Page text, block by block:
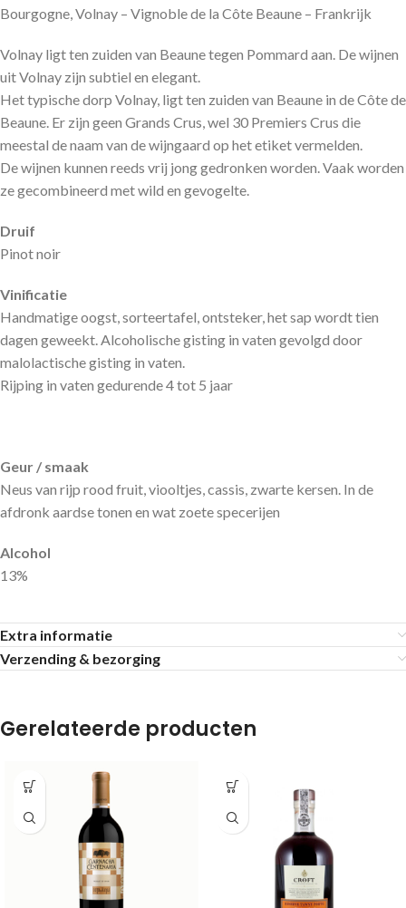
Bourgogne, Volnay – Vignoble de la Côte Beaune – Frankrijk
Volnay ligt ten zuiden van Beaune tegen Pommard aan. De wijnen
uit Volnay zijn subtiel en elegant.
Het typische dorp Volnay, ligt ten zuiden van Beaune in de Côte de
Beaune. Er zijn geen Grands Crus, wel 30 Premiers Crus die
meestal de naam van de wijngaard op het etiket vermelden.
De wijnen kunnen reeds vrij jong gedronken worden. Vaak worden
ze gecombineerd met wild en gevogelte.
Druif
Pinot noir
Vinificatie
Handmatige oogst, sorteertafel, ontsteker, het sap wordt tien
dagen geweekt. Alcoholische gisting in vaten gevolgd door
malolactische gisting in vaten.
Rijping in vaten gedurende 4 tot 5 jaar
Geur / smaak
Neus van rijp rood fruit, viooltjes, cassis, zwarte kersen. In de
afdronk aardse tonen en wat zoete specerijen
Alcohol
13%
Extra informatie
Verzending & bezorging
Gerelateerde producten